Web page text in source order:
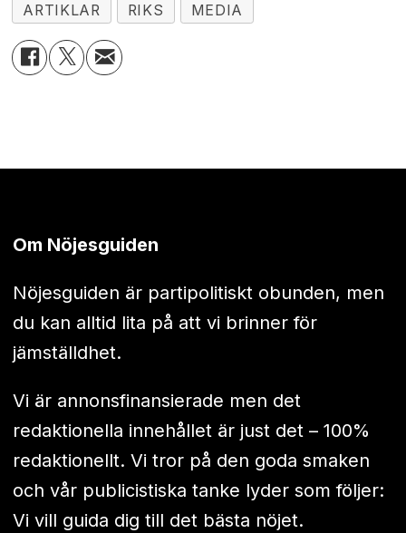
ARTIKLAR RIKS MEDIA
Om Nöjesguiden
Nöjesguiden är partipolitiskt obunden, men
du kan alltid lita på att vi brinner för
jämställdhet.
Vi är annonsfinansierade men det
redaktionella innehållet är just det – 100%
redaktionellt. Vi tror på den goda smaken
och vår publicistiska tanke lyder som följer:
Vi vill guida dig till det bästa nöjet.